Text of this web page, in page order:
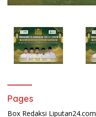
Pages
Box Redaksi Liputan24.com